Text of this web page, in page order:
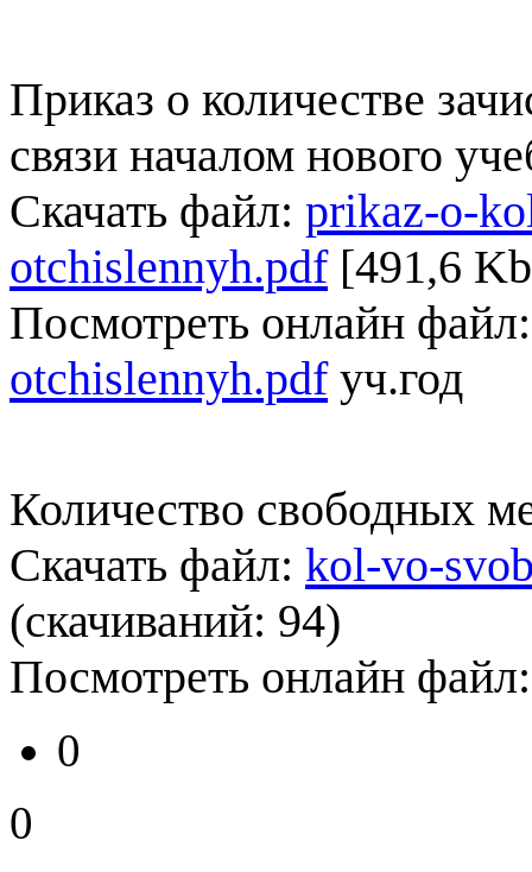
Приказ о количестве
связи началом нового
Скачать файл: prikaz-o-
otchislennyh.pdf[491,6
Посмотреть онлайн
otchislennyh.pdfуч.год
Количество свободных
Скачать файл: kol-vo-
(cкачиваний: 94)
Посмотреть онлайн
0
0